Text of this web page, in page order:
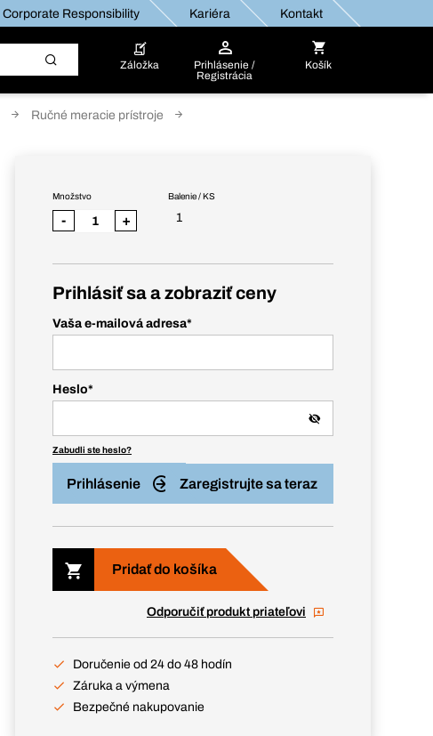
Corporate Responsibility Kariéra Kontakt
Záložka
Prihlásenie /
Registrácia
Košík
Ručné meracie prístroje
Balenie / KS
1
Množstvo
- +
Prihlásiť sa a zobraziť ceny
Vaša e-mailová adresa*
Heslo*
Zabudli ste heslo?
Prihlásenie Zaregistrujte sa teraz
Pridať do košíka
Odporučiť produkt priateľovi
Doručenie od 24 do 48 hodín
Záruka a výmena
Bezpečné nakupovanie